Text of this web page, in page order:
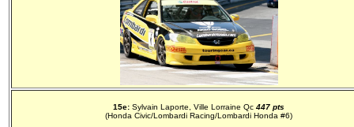
15e: Sylvain Laporte, Ville Lorraine Qc 447 pts
(Honda Civic/Lombardi Racing/Lombardi Honda #6)